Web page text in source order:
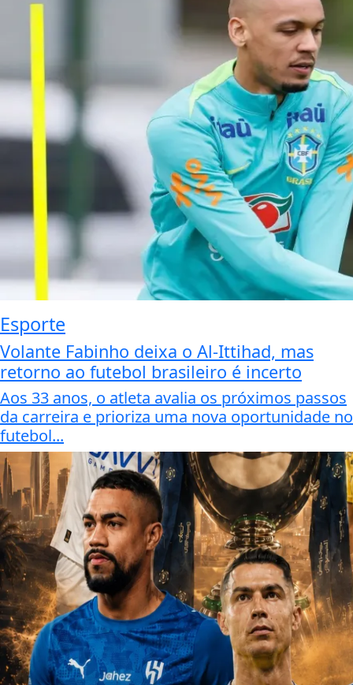
Esporte
Volante Fabinho deixa o Al-Ittihad, mas
retorno ao futebol brasileiro é incerto
Aos 33 anos, o atleta avalia os próximos passos
da carreira e prioriza uma nova oportunidade no
futebol...